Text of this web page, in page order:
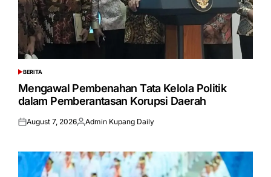
POSTED
IN
BERITA
Mengawal Pembenahan Tata Kelola Politik
dalam Pemberantasan Korupsi Daerah
Posted
August 7, 2026Posted
Admin Kupang Daily